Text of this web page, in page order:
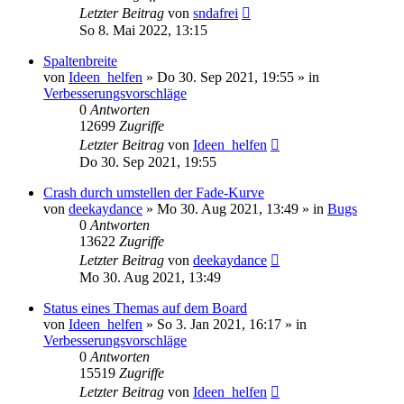
Letzter Beitrag von sndafrei
So 8. Mai 2022, 13:15
Spaltenbreite
von Ideen_helfen » Do 30. Sep 2021, 19:55 » in
Verbesserungsvorschläge
0 Antworten
12699 Zugriffe
Letzter Beitrag von Ideen_helfen
Do 30. Sep 2021, 19:55
Crash durch umstellen der Fade-Kurve
von deekaydance » Mo 30. Aug 2021, 13:49 » in Bugs
0 Antworten
13622 Zugriffe
Letzter Beitrag von deekaydance
Mo 30. Aug 2021, 13:49
Status eines Themas auf dem Board
von Ideen_helfen » So 3. Jan 2021, 16:17 » in
Verbesserungsvorschläge
0 Antworten
15519 Zugriffe
Letzter Beitrag von Ideen_helfen